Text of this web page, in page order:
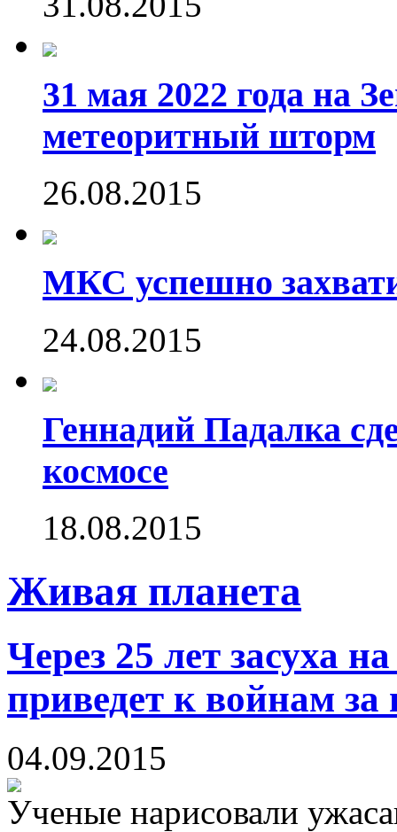
31 мая 2022 года на
метеоритный шторм
26.08.2015
МКС успешно
24.08.2015
Геннадий Падалка
космосе
18.08.2015
Живая планета
Через 25 лет засуха
приведет к войнам за
04.09.2015
Ученые нарисовали